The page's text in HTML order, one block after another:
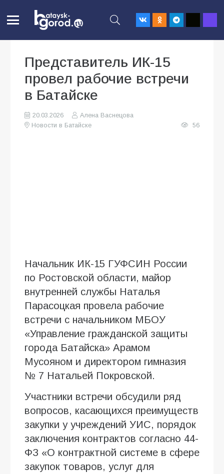
Представитель ИК-15
провел рабочие встречи
в Батайске
20.03.2026
Алена Васнецова
Новости в Батайске
56
Начальник ИК-15 ГУФСИН России
по Ростовской области, майор
внутренней службы Наталья
Парасоцкая провела рабочие
встречи с начальником МБОУ
«Управление гражданской защиты
города Батайска» Арамом
Мусояном и директором гимназия
№ 7 Натальей Покровской.
Участники встречи обсудили ряд
вопросов, касающихся преимуществ
закупки у учреждений УИС, порядок
заключения контрактов согласно 44-
ФЗ «О контрактной системе в сфере
закупок товаров, услуг для